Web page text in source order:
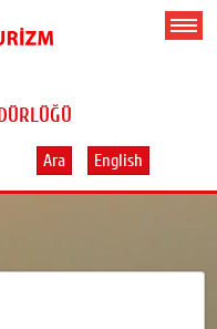
Ara English